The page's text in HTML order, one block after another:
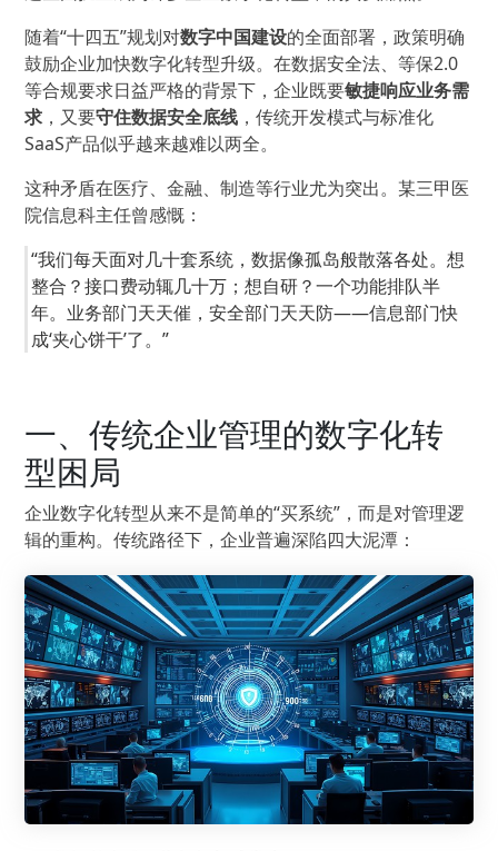
随着“十四五”规划对数字中国建设的全面部署，政策明确
鼓励企业加快数字化转型升级。在数据安全法、等保2.0
等合规要求日益严格的背景下，企业既要敏捷响应业务需
求 ，又要守住数据安全底线 ，传统开发模式与标准化
SaaS产品似乎越来越难以两全。
这种矛盾在医疗、金融、制造等行业尤为突出。某三甲医
院信息科主任曾感慨：
“我们每天面对几十套系统，数据像孤岛般散落各处。想
整合？接口费动辄几十万；想自研？一个功能排队半
年。业务部门天天催，安全部门天天防——信息部门快
成‘夹心饼干’了。”
一、传统企业管理的数字化转
型困局
企业数字化转型从来不是简单的“买系统”，而是对管理逻
辑的重构。传统路径下，企业普遍深陷四大泥潭：